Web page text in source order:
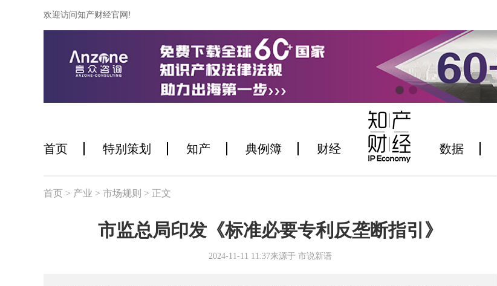
欢迎访问知产财经官网!
首页 特别策划 知产 典例簿 财经 数据
首页 > 产业 > 市场规则 > 正文
市监总局印发《标准必要专利反垄断指引》
2024-11-11 11:37来源于 市说新语